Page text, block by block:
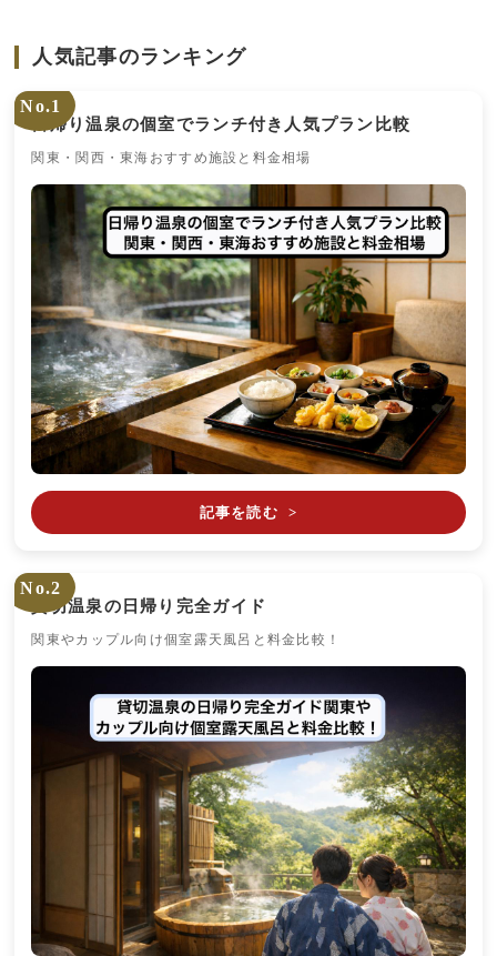
人気記事のランキング
No.1
日帰り温泉の個室でランチ付き人気プラン比較
関東・関西・東海おすすめ施設と料金相場
記事を読む >
No.2
貸切温泉の日帰り完全ガイド
関東やカップル向け個室露天風呂と料金比較！